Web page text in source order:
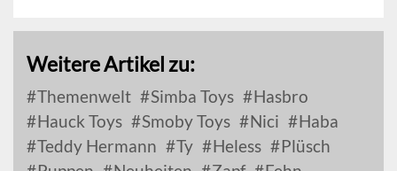
Weitere Artikel zu:
Themenwelt Simba Toys
Hasbro
Hauck Toys
Smoby Toys Nici
Haba
Teddy Hermann
Ty Heless
Plüsch